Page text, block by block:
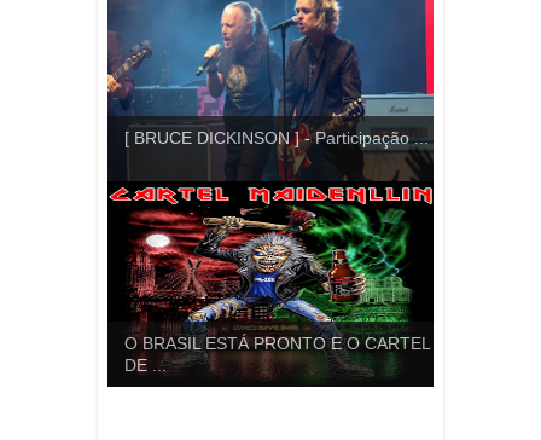
[ BRUCE DICKINSON ] - Participação ...
O BRASIL ESTÁ PRONTO E O CARTEL
DE ...